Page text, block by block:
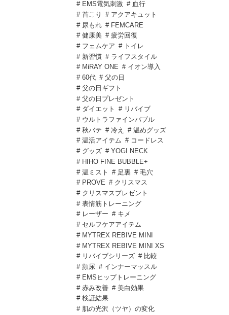
# EMS電気刺激 # 血行
# 首こり
# アクアキュット
# 尿もれ # FEMCARE
# 健康美 # 疲労回復
# フェムケア # トイレ
# 新習慣 # ライフスタイル
# MiRAY ONE # イオン導入
# 60代 # 父の日
# 父の日ギフト
# 父の日プレゼント
# ダイエット
# リバイブ
# ウルトラファインバブル
# 秋バテ # 冷え
# 温めグッズ
# 温活アイテム # コードレス
# グッズ # YOGI NECK
# HIHO FINE BUBBLE+
# 温ミスト
# 足裏 # 毛穴
# PROVE # クリスマス
# クリスマスプレゼント
# 表情筋トレーニング
# レーザー # キメ
# セルフケアアイテム
# MYTREX REBIVE MINI
# MYTREX REBIVE MINI XS
# リバイブシリーズ # 比較
# 頻尿 # インナーマッスル
# EMSヒップトレーニング
# 赤み改善 # 美白効果
# 検証結果
# 肌の光沢（ツヤ）の変化